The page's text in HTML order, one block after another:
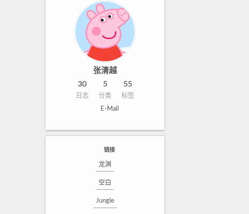
张清越
30
日志
5
分类
55
标签
E-Mail
链接
龙渊
空白
Jungle